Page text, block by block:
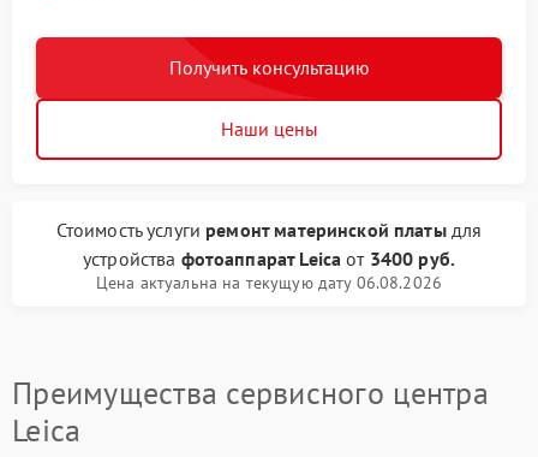
Получить консультацию
Наши цены
Стоимость услуги ремонт материнской платыдля
устройства фотоаппарат Leica от 3400 руб.
Цена актуальна на текущую дату 06.08.2026
Преимущества сервисного центра
Leica